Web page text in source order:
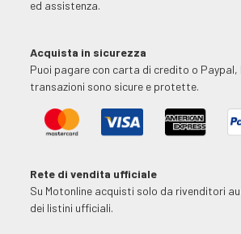
ed assistenza.
Acquista in sicurezza
Puoi pagare con carta di credito o Paypal,
transazioni sono sicure e protette.
Rete di vendita ufficiale
Su Motonline acquisti solo da rivenditori
dei listini ufficiali.